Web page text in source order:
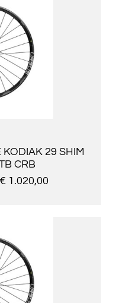
KODIAK 29 SHIM
CRB
€ 1.020,00